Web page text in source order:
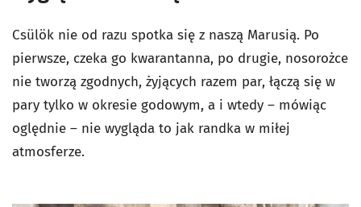
Csülök nie od razu spotka się z naszą Marusią. Po
pierwsze, czeka go kwarantanna, po drugie, nosorożce
nie tworzą zgodnych, żyjących razem par, łączą się w
pary tylko w okresie godowym, a i wtedy – mówiąc
oględnie – nie wygląda to jak randka w miłej
atmosferze.